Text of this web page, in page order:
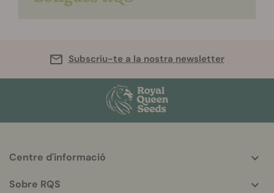
Subscriu-te a la nostra newsletter
info
Centre d'informació
Sobre RQS